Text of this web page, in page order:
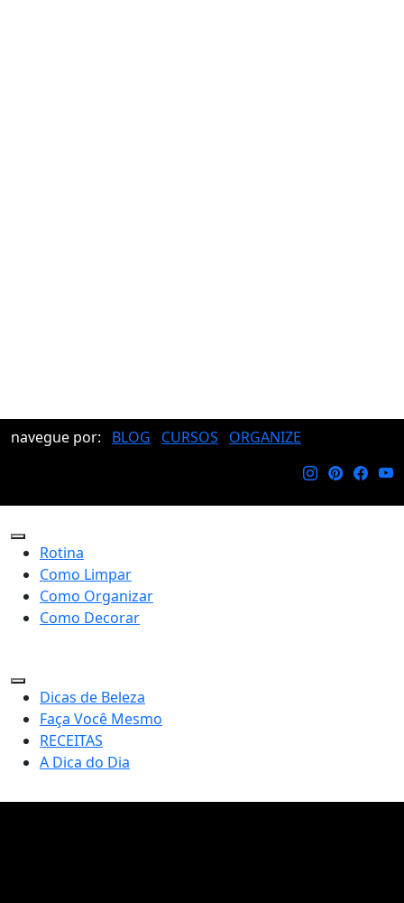
navegue por: BLOG CURSOS ORGANIZE
Rotina
Como Limpar
Como Organizar
Como Decorar
Dicas de Beleza
Faça Você Mesmo
RECEITAS
A Dica do Dia